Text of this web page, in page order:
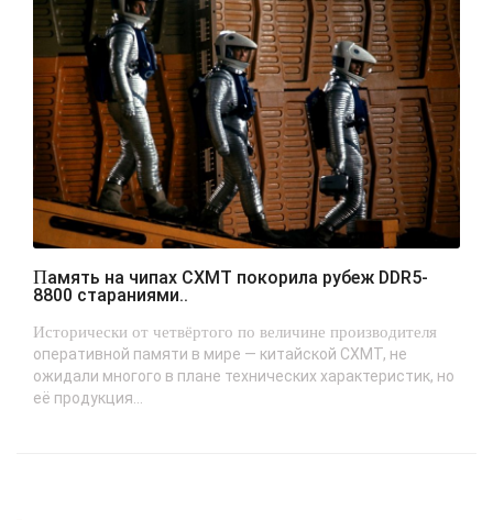
Память на чипах CXMT покорила рубеж DDR5-
8800 стараниями..
Исторически от четвёртого по величине производителя
оперативной памяти в мире — китайской CXMT, не
ожидали многого в плане технических характеристик, но
её продукция...